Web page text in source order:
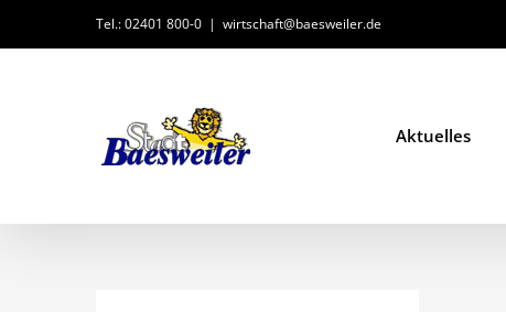
Inhalt
Tel.: 02401 800-0 | wirtschaft@baesweiler.de
Aktuelles